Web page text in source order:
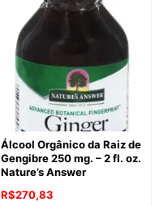
Álcool Orgânico da Raiz de
Gengibre 250 mg. – 2 fl. oz.
Nature’s Answer
R$270,83